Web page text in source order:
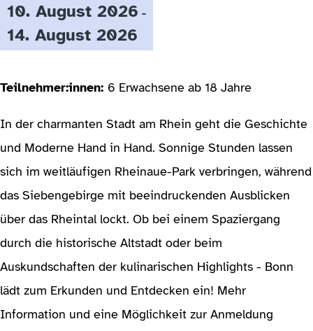
10. August 2026 -
14. August 2026
Teilnehmer:innen: 6 Erwachsene ab 18 Jahre
In der charmanten Stadt am Rhein geht die Geschichte
und Moderne Hand in Hand. Sonnige Stunden lassen
sich im weitläufigen Rheinaue-Park verbringen, während
das Siebengebirge mit beeindruckenden Ausblicken
über das Rheintal lockt. Ob bei einem Spaziergang
durch die historische Altstadt oder beim
Auskundschaften der kulinarischen Highlights - Bonn
lädt zum Erkunden und Entdecken ein! Mehr
Information und eine Möglichkeit zur Anmeldung